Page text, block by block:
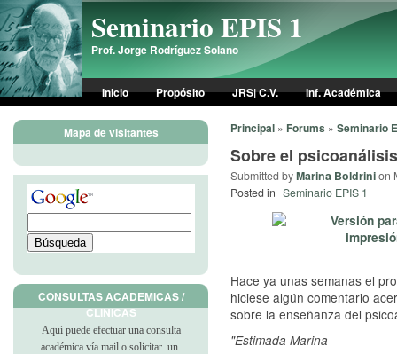
Skip to main content Seminario EPIS 1
Prof. Jorge Rodríguez Solano
Inicio Propósito JRS| C.V. Inf. Académica
Principal » Forums » Seminario
Sobre el
Submitted byMarina Boldrinion
Posted in Seminario EPIS 1
Hace ya unas semanas el
hiciese algún comentario
sobre la enseñanza del
"Estimada Marina
Mapa de visitantes
CONSULTAS ACADEMICAS /
CLINICAS
Aquí puede efectuar una consulta
académica vía mail o solicitar un